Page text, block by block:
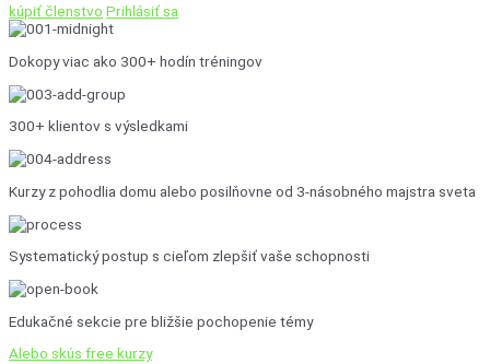
kúpiť členstvo Prihlásiť sa
Dokopy viac ako 300+ hodín tréningov
300+ klientov s výsledkami
Kurzy z pohodlia domu alebo posilňovne od 3-násobného majstra sveta
Systematický postup s cieľom zlepšiť vaše schopnosti
Edukačné sekcie pre bližšie pochopenie témy
Alebo skús free kurzy